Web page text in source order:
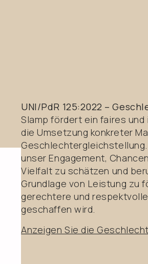
UNI/PdR 125:2022 –
Slamp fördert ein faires
die Umsetzung konkreter
unser Engagement,
Vielfalt zu schätzen und
Grundlage von Leistung zu
gerechtere und
geschaffen wird.
Anzeigen Sie die